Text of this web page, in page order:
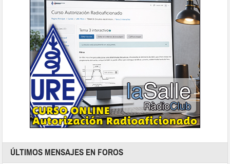
ÚLTIMOS MENSAJES EN FOROS